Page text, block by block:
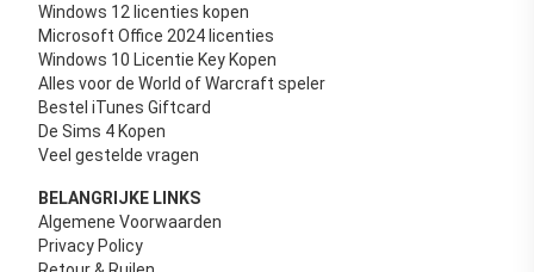
Windows 12 licenties kopen
Microsoft Office 2024 licenties
Windows 10 Licentie Key Kopen
Alles voor de World of Warcraft speler
Bestel iTunes Giftcard
De Sims 4 Kopen
Veel gestelde vragen
BELANGRIJKE LINKS
Algemene Voorwaarden
Privacy Policy